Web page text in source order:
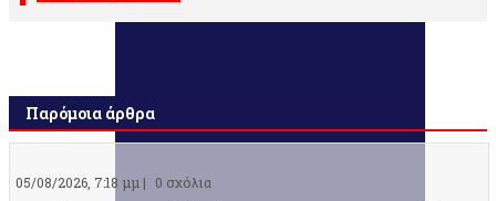
Παρόμοια άρθρα
05/08/2026, 7:18 μμ | 0 σχόλια